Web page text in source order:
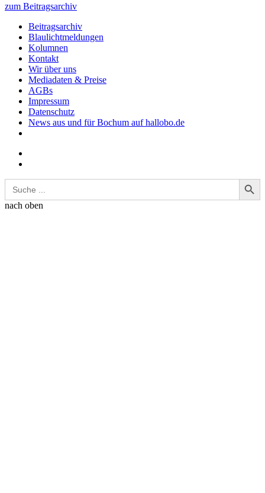
zum Beitragsarchiv
Beitragsarchiv
Blaulichtmeldungen
Kolumnen
Kontakt
Wir über uns
Mediadaten & Preise
AGBs
Impressum
Datenschutz
News aus und für Bochum auf hallobo.de
Search
for:
Search Button
nach oben